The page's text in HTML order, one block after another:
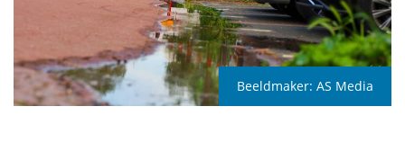
Beeldmaker: AS Media